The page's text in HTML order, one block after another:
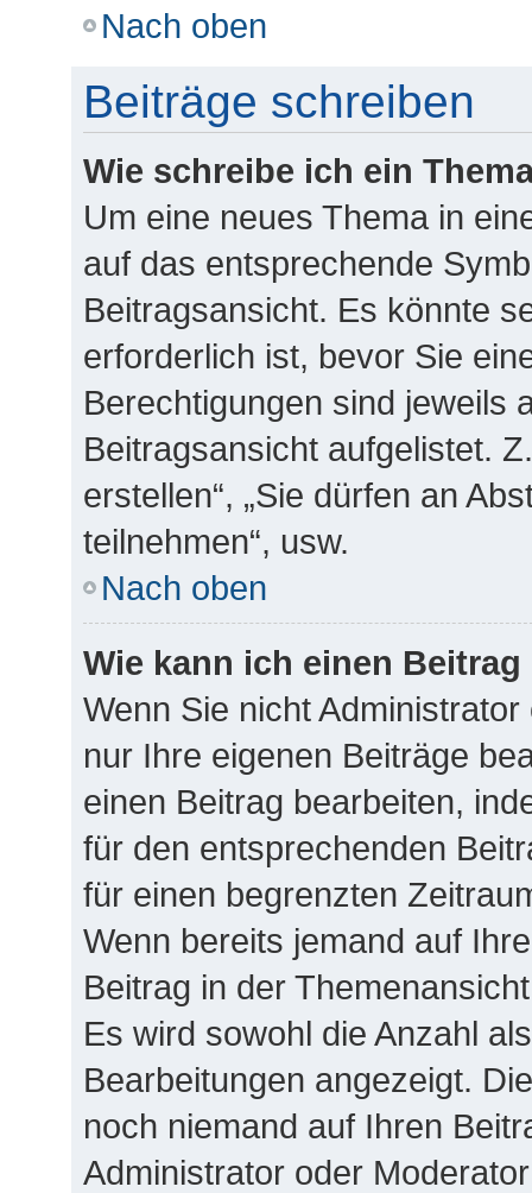
Nach oben
Beiträge schreiben
Wie schreibe ich ein
Um eine neues Thema in
auf das entsprechende
Beitragsansicht. Es könnte
erforderlich ist, bevor Sie
Berechtigungen sind jeweils
Beitragsansicht aufgelistet.
erstellen“, „Sie dürfen an
teilnehmen“, usw.
Nach oben
Wie kann ich einen
Wenn Sie nicht
nur Ihre eigenen Beiträge
einen Beitrag bearbeiten,
für den entsprechenden
für einen begrenzten
Wenn bereits jemand auf
Beitrag in der
Es wird sowohl die Anzahl
Bearbeitungen angezeigt.
noch niemand auf Ihren
Administrator oder